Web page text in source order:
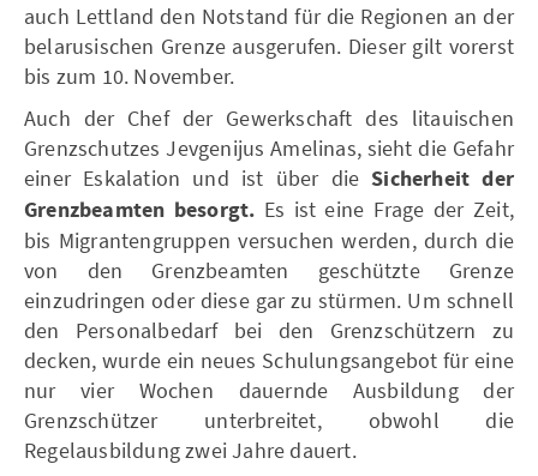
auch Lettland den Notstand für die Regionen an der
belarusischen Grenze ausgerufen. Dieser gilt vorerst
bis zum 10. November.
Auch der Chef der Gewerkschaft des litauischen
Grenzschutzes Jevgenijus Amelinas, sieht die Gefahr
einer Eskalation und ist über die Sicherheit der
Grenzbeamten besorgt. Es ist eine Frage der Zeit,
bis Migrantengruppen versuchen werden, durch die
von den Grenzbeamten geschützte Grenze
einzudringen oder diese gar zu stürmen. Um schnell
den Personalbedarf bei den Grenzschützern zu
decken, wurde ein neues Schulungsangebot für eine
nur vier Wochen dauernde Ausbildung der
Grenzschützer unterbreitet, obwohl die
Regelausbildung zwei Jahre dauert.